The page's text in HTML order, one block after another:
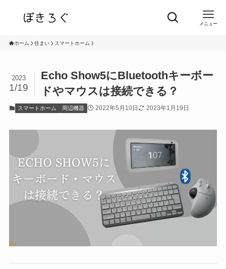
メニュー
ホーム 住まい スマートホーム
Echo Show5にBluetoothキーボー
ドやマウスは接続できる？
2023
1/19
スマートホーム 周辺機器 2022年5月10日 2023年1月19日